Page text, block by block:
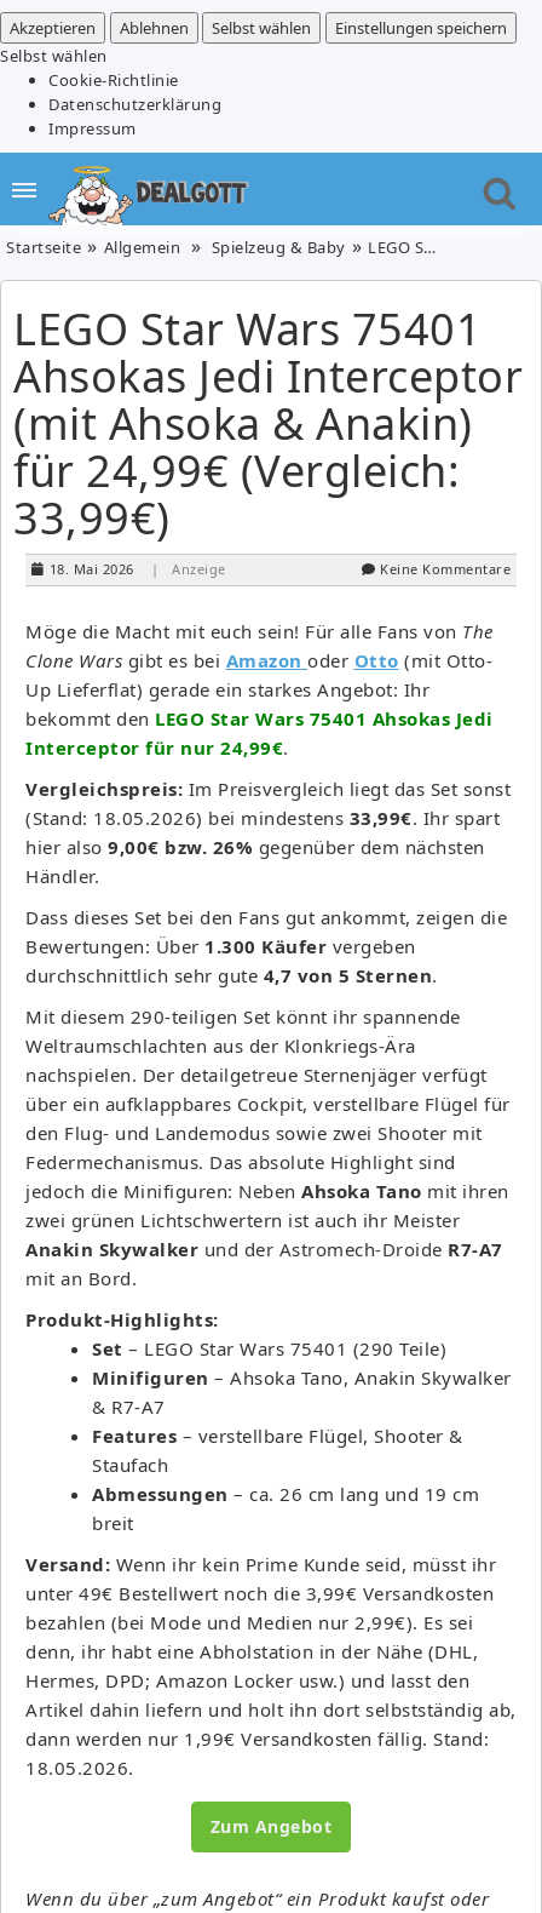
Akzeptieren
Ablehnen Selbst wählen
Einstellungen speichern
Selbst wählen
Cookie-Richtlinie
Datenschutzerklärung
Impressum
Startseite Allgemein Spielzeug & Baby LEGO Star Wars 75401 Ahsokas Jedi Interceptor (mit Ahsoka & Anakin) für 24,99€ (Vergleich: 33,99€)
LEGO Star Wars 75401
Ahsokas Jedi Interceptor
(mit Ahsoka & Anakin)
für 24,99€ (Vergleich:
33,99€)
18. Mai 2026 | Anzeige Keine Kommentare
Möge die Macht mit euch sein! Für alle Fans von The
Clone Wars gibt es bei Amazon oder Otto (mit Otto-
Up Lieferflat) gerade ein starkes Angebot: Ihr
bekommt den LEGO Star Wars 75401 Ahsokas Jedi
Interceptor für nur 24,99€.
Vergleichspreis: Im Preisvergleich liegt das Set sonst
(Stand: 18.05.2026) bei mindestens 33,99€. Ihr spart
hier also 9,00€ bzw. 26% gegenüber dem nächsten
Händler.
Dass dieses Set bei den Fans gut ankommt, zeigen die
Bewertungen: Über 1.300 Käufer vergeben
durchschnittlich sehr gute 4,7 von 5 Sternen.
Mit diesem 290-teiligen Set könnt ihr spannende
Weltraumschlachten aus der Klonkriegs-Ära
nachspielen. Der detailgetreue Sternenjäger verfügt
über ein aufklappbares Cockpit, verstellbare Flügel für
den Flug- und Landemodus sowie zwei Shooter mit
Federmechanismus. Das absolute Highlight sind
jedoch die Minifiguren: Neben Ahsoka Tano mit ihren
zwei grünen Lichtschwertern ist auch ihr Meister
Anakin Skywalker und der Astromech-Droide R7-A7
mit an Bord.
Produkt-Highlights:
Set – LEGO Star Wars 75401 (290 Teile)
Minifiguren – Ahsoka Tano, Anakin Skywalker
& R7-A7
Features – verstellbare Flügel, Shooter &
Staufach
Abmessungen – ca. 26 cm lang und 19 cm
breit
Versand: Wenn ihr kein Prime Kunde seid, müsst ihr
unter 49€ Bestellwert noch die 3,99€ Versandkosten
bezahlen (bei Mode und Medien nur 2,99€). Es sei
denn, ihr habt eine Abholstation in der Nähe (DHL,
Hermes, DPD; Amazon Locker usw.) und lasst den
Artikel dahin liefern und holt ihn dort selbstständig ab,
dann werden nur 1,99€ Versandkosten fällig. Stand:
18.05.2026.
Zum Angebot
Wenn du über „zum Angebot“ ein Produkt kaufst oder